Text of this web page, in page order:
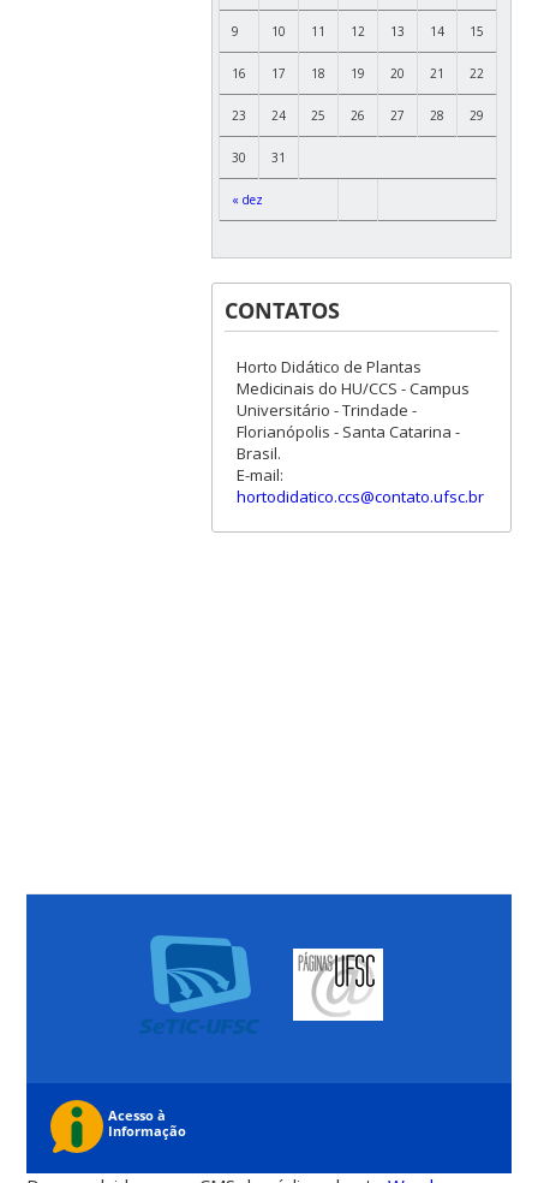
« dez
9 10 11 12 13 14 15
16 17 18 19 20 21 22
23 24 25 26 27 28 29
30 31
CONTATOS
Horto Didático de Plantas
Medicinais do HU/CCS - Campus
Universitário - Trindade -
Florianópolis - Santa Catarina -
Brasil.
E-mail:
hortodidatico.ccs@contato.ufsc.br